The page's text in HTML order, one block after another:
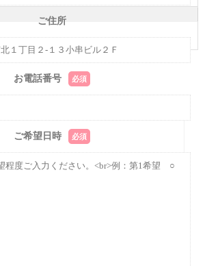
ご住所
お電話番号 必須
ご希望日時 必須